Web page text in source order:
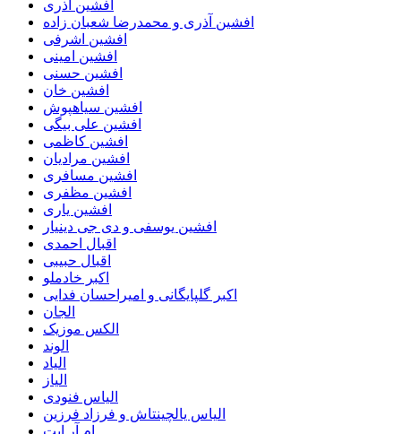
افشین آذری
افشین آذری و محمدرضا شعبان زاده
افشین اشرفی
افشین امینی
افشین حسنی
افشین خان
افشین سیاهپوش
افشین علی بیگی
افشین کاظمی
افشین مرادیان
افشین مسافری
افشین مظفری
افشین یاری
افشین یوسفی و دی جی دینیار
اقبال احمدی
اقبال حبیبی
اکبر خادملو
اکبر گلپایگانی و امیراحسان فدایی
الجان
الکس موزیک
الوند
الیاد
الیاز
الیاس فنودی
الیاس یالچینتاش و فرزاد فرزین